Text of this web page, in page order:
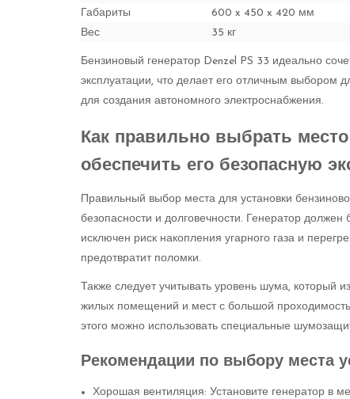
Габариты
600 x 450 x 420 мм
Вес
35 кг
Бензиновый генератор Denzel PS 33 идеально
эксплуатации, что делает его отличным выбором
для создания автономного электроснабжения.
Как правильно выбрать
обеспечить его безопасную
Правильный выбор места для установки
безопасности и долговечности. Генератор
исключен риск накопления угарного газа и
предотвратит поломки.
Также следует учитывать уровень шума, который
жилых помещений и мест с большой
этого можно использовать специальные
Рекомендации по выбору места
Хорошая вентиляция: Установите генератор в